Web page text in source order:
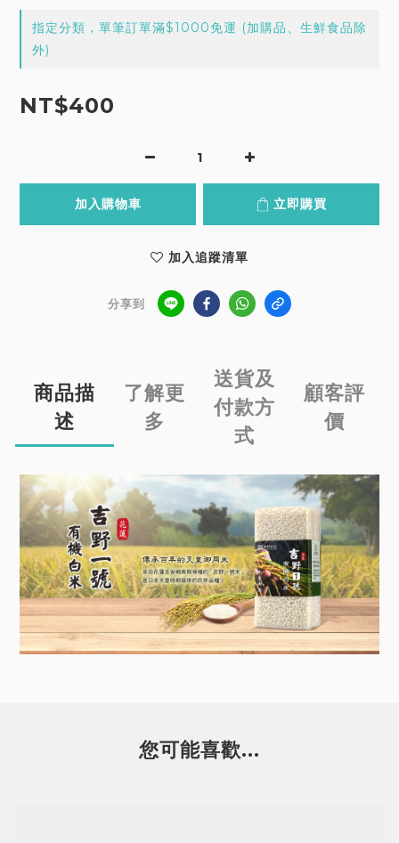
指定分類，單筆訂單滿$1000免運 (加購品、生鮮食品除
外)
NT$400
加入購物車 立即購買
加入追蹤清單
分享到
商品描
述
了解更
多
送貨及
付款方
式
顧客評
價
您可能喜歡...